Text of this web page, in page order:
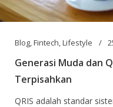
Blog,Fintech,Lifestyle
Generasi Muda dan
Terpisahkan
QRIS adalah standar